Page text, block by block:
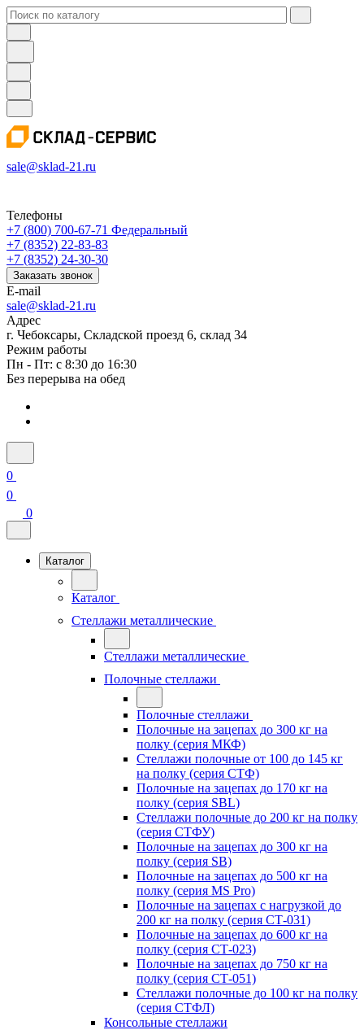
sale@sklad-21.ru
Телефоны
+7 (800) 700-67-71 Федеральный
+7 (8352) 22-83-83
+7 (8352) 24-30-30
Заказать звонок
E-mail
sale@sklad-21.ru
Адрес
г. Чебоксары, Складской проезд 6, склад 34
Режим работы
Пн - Пт: с 8:30 до 16:30
Без перерыва на обед
0
0
0
Каталог
Каталог
Стеллажи металлические
Стеллажи металлические
Полочные стеллажи
Полочные стеллажи
Полочные на зацепах до 300 кг на
полку (серия МКФ)
Стеллажи полочные от 100 до 145 кг
на полку (серия СТФ)
Полочные на зацепах до 170 кг на
полку (серия SBL)
Стеллажи полочные до 200 кг на полку
(серия СТФУ)
Полочные на зацепах до 300 кг на
полку (серия SB)
Полочные на зацепах до 500 кг на
полку (серия MS Pro)
Полочные на зацепах с нагрузкой до
200 кг на полку (серия СТ-031)
Полочные на зацепах до 600 кг на
полку (серия СТ-023)
Полочные на зацепах до 750 кг на
полку (серия СТ-051)
Стеллажи полочные до 100 кг на полку
(серия СТФЛ)
Консольные стеллажи